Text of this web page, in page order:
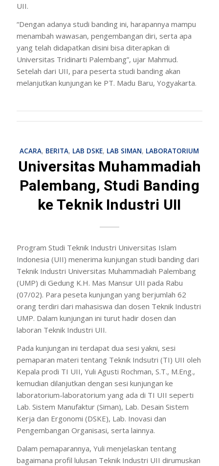
UII.
“Dengan adanya studi banding ini, harapannya mampu
menambah wawasan, pengembangan diri, serta apa
yang telah didapatkan disini bisa diterapkan di
Universitas Tridinarti Palembang”, ujar Mahmud.
Setelah dari UII, para peserta studi banding akan
melanjutkan kunjungan ke PT. Madu Baru, Yogyakarta.
ACARA, BERITA, LAB DSKE, LAB SIMAN, LABORATORIUM
Universitas Muhammadiah
Palembang, Studi Banding
ke Teknik Industri UII
Program Studi Teknik Industri Universitas Islam
Indonesia (UII) menerima kunjungan studi banding dari
Teknik Industri Universitas Muhammadiah Palembang
(UMP) di Gedung K.H. Mas Mansur UII pada Rabu
(07/02). Para peseta kunjungan yang berjumlah 62
orang terdiri dari mahasiswa dan dosen Teknik Industri
UMP. Dalam kunjungan ini turut hadir dosen dan
laboran Teknik Industri UII.
Pada kunjungan ini terdapat dua sesi yakni, sesi
pemaparan materi tentang Teknik Indsutri (TI) UII oleh
Kepala prodi TI UII, Yuli Agusti Rochman, S.T., M.Eng.,
kemudian dilanjutkan dengan sesi kunjungan ke
laboratorium-laboratorium yang ada di TI UII seperti
Lab. Sistem Manufaktur (Siman), Lab. Desain Sistem
Kerja dan Ergonomi (DSKE), Lab. Inovasi dan
Pengembangan Organisasi, serta lainnya.
Dalam pemaparannya, Yuli menjelaskan tentang
bagaimana profil lulusan Teknik Industri UII dirumuskan